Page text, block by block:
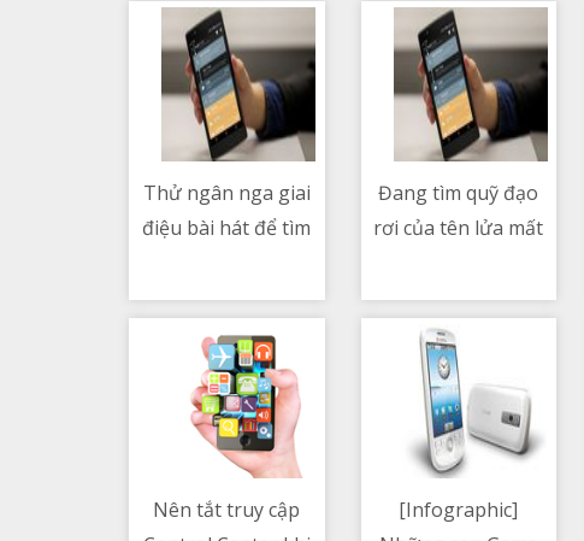
Thử ngân nga giai
điệu bài hát để tìm
Search
Đang tìm quỹ đạo
rơi của tên lửa mất
Chinh 5B
Nên tắt truy cập
[Infographic]